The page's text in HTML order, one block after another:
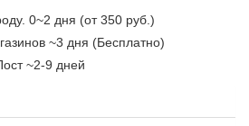
0~2 дня (от 350 руб.)
~3 дня (Бесплатно)
~2-9 дней